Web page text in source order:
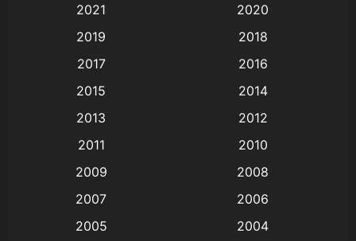
Animation อนิเมะ
Animation แอนิเมชัน
(9)
Big tits (นมใหญ่)
Bitch (ผู้หญิงร่าน)
2021
2020
2019
2018
2017
2016
2015
2014
2013
2012
2011
2010
2009
2008
2007
2006
2005
2004